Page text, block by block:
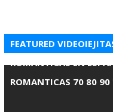
FEATURED
ROMANTICAS EN
ROMANTICAS 70 80 90